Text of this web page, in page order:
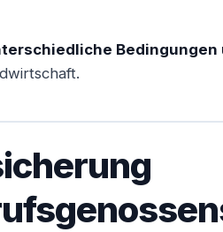
Bedingungen